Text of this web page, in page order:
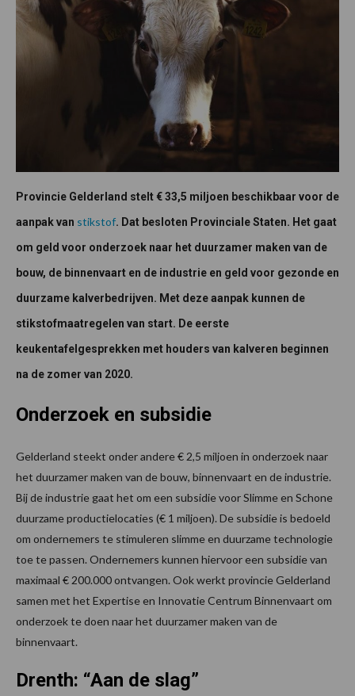
Provincie Gelderland stelt € 33,5 miljoen beschikbaar voor de
aanpak van stikstof. Dat besloten Provinciale Staten. Het gaat
om geld voor onderzoek naar het duurzamer maken van de
bouw, de binnenvaart en de industrie en geld voor gezonde en
duurzame kalverbedrijven. Met deze aanpak kunnen de
stikstofmaatregelen van start. De eerste
keukentafelgesprekken met houders van kalveren beginnen
na de zomer van 2020.
Onderzoek en subsidie
Gelderland steekt onder andere € 2,5 miljoen in onderzoek naar
het duurzamer maken van de bouw, binnenvaart en de industrie.
Bij de industrie gaat het om een subsidie voor Slimme en Schone
duurzame productielocaties (€ 1 miljoen). De subsidie is bedoeld
om ondernemers te stimuleren slimme en duurzame technologie
toe te passen. Ondernemers kunnen hiervoor een subsidie van
maximaal € 200.000 ontvangen. Ook werkt provincie Gelderland
samen met het Expertise en Innovatie Centrum Binnenvaart om
onderzoek te doen naar het duurzamer maken van de
binnenvaart.
Drenth: “Aan de slag”